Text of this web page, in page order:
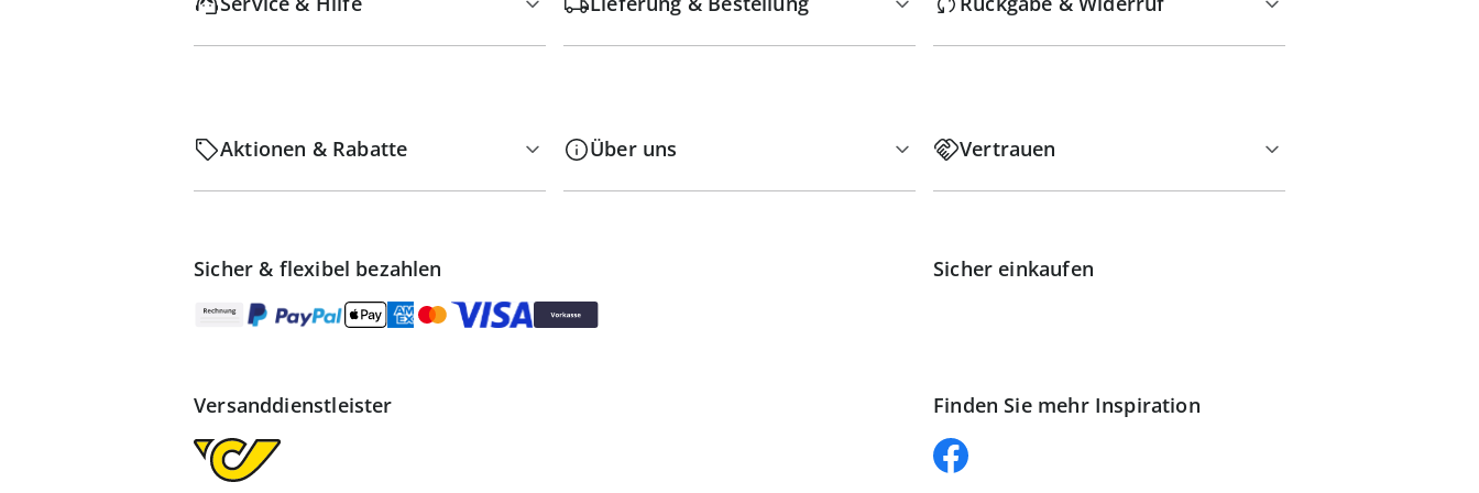
Aktionen & Rabatte Über uns Vertrauen
Sicher & flexibel bezahlen Sicher einkaufen
Versanddienstleister Finden Sie mehr Inspiration